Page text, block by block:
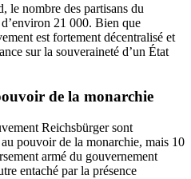
le nombre des partisans du
21 000. Bien que
est fortement décentralisé et
sur la souveraineté d’un État
de la monarchie
Reichsbürger sont
pouvoir de la monarchie, mais 10
armé du gouvernement
entaché par la présence